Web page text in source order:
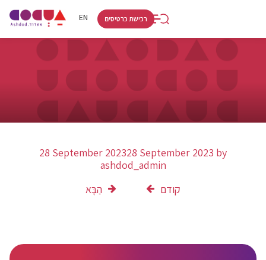
EN
HE
רכישת כרטיסים
28 September 202328 September 2023 by
ashdod_admin
קודם
הַבָּא